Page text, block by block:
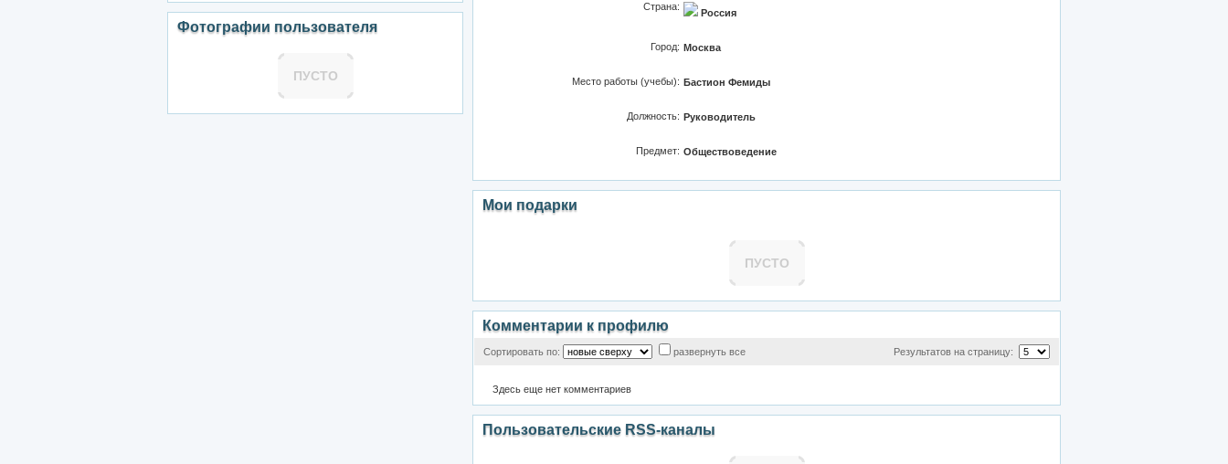
Фотографии пользователя
ПУСТО
Страна:
Россия
Город: Москва
Место работы (учебы): Бастион Фемиды
Должность: Руководитель
Предмет: Обществоведение
Мои подарки
ПУСТО
Комментарии к профилю
Сортировать по: развернуть все Результатов на страницу:
Здесь еще нет комментариев
Пользовательские RSS-каналы